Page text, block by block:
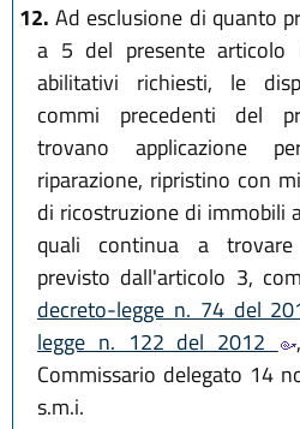
12. Ad esclusione di quanto
a 5 del presente articolo
abilitativi richiesti, le
commi precedenti del
trovano applicazione
riparazione, ripristino con
di ricostruzione di immobili
quali continua a trovare
previsto dall'articolo 3,
decreto-legge n. 74 del
legge n. 122 del 2012
Commissario delegato 14
s.m.i.